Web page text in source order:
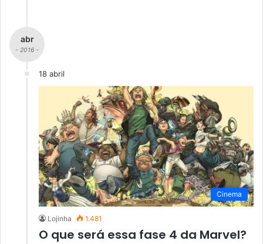
abr
- 2016 -
18 abril
Cinema
Lojinha 1.481
O que será essa fase 4 da Marvel?